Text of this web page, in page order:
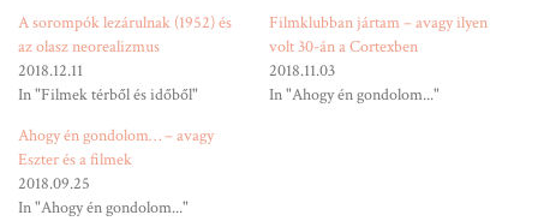
A sorompók lezárulnak (1952) és
az olasz neorealizmus
2018.12.11
In "Filmek térből és időből"
Filmklubban jártam – avagy ilyen
volt 30-án a Cortexben
2018.11.03
In "Ahogy én gondolom..."
Ahogy én gondolom… – avagy
Eszter és a filmek
2018.09.25
In "Ahogy én gondolom..."